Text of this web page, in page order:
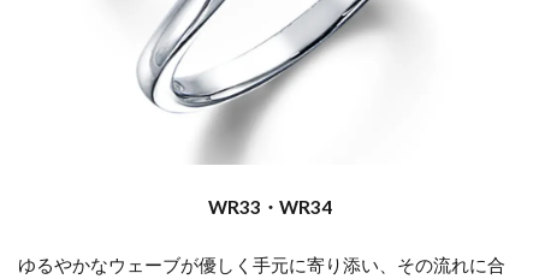
WR33・WR34
ゆるやかなウェーブが優しく手元に寄り添い、その流れに合